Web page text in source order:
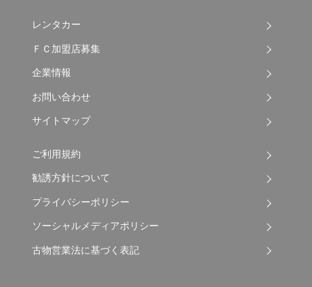
レンタカー
ＦＣ加盟店募集
企業情報
お問い合わせ
サイトマップ
ご利用規約
勧誘方針について
プライバシーポリシー
ソーシャルメディアポリシー
古物営業法に基づく表記